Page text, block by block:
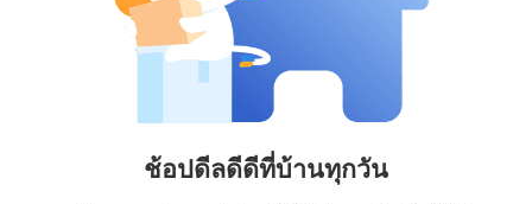
ช้อปดีลดีดีที่บ้านทุกวัน